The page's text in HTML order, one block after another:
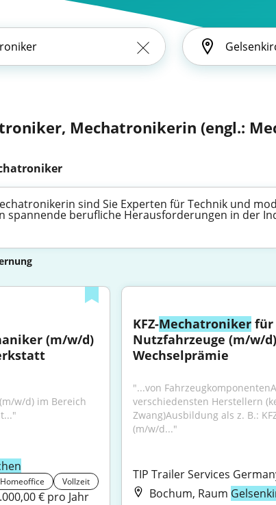
Mechatronikerin (engl.:
sind Sie Experten für Technik und
spannende berufliche Herausforderungen in der
(m/w/d)
w/d) im Bereich
Homeoffice Vollzeit
€ pro Jahr
KFZ-Mechatroniker für
Nutzfahrzeuge (m/w/d)
Wechselprämie
"...von
verschiedensten Herstellern
Zwang)Ausbildung als z. B.:
(m/w/d..."
TIP Trailer Services
Bochum, Raum